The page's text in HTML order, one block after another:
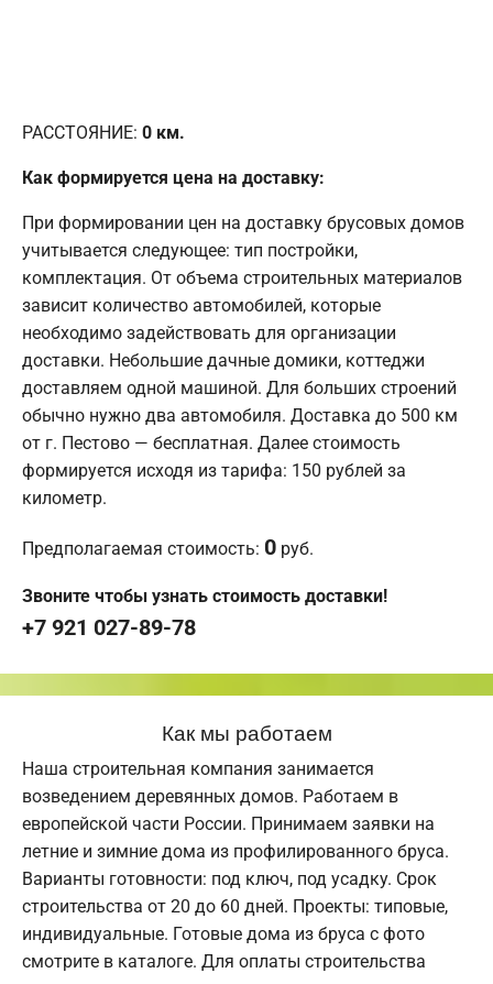
РАССТОЯНИЕ: 0 км.
Как формируется цена на доставку:
При формировании цен на доставку брусовых домов
учитывается следующее: тип постройки,
комплектация. От объема строительных материалов
зависит количество автомобилей, которые
необходимо задействовать для организации
доставки. Небольшие дачные домики, коттеджи
доставляем одной машиной. Для больших строений
обычно нужно два автомобиля. Доставка до 500 км
от г. Пестово — бесплатная. Далее стоимость
формируется исходя из тарифа: 150 рублей за
километр.
Предполагаемая стоимость: 0 руб.
Звоните чтобы узнать стоимость доставки!
+7 921 027-89-78
Как мы работаем
Наша строительная компания занимается
возведением деревянных домов. Работаем в
европейской части России. Принимаем заявки на
летние и зимние дома из профилированного бруса.
Варианты готовности: под ключ, под усадку. Срок
строительства от 20 до 60 дней. Проекты: типовые,
индивидуальные. Готовые дома из бруса с фото
смотрите в каталоге. Для оплаты строительства